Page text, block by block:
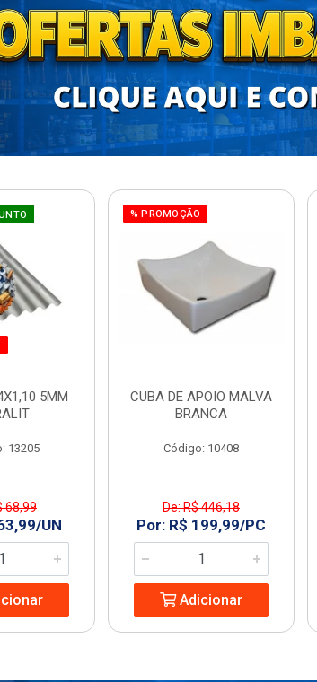
5MM
13205
68,99
UN
% PROMOÇÃO
CUBA DE APOIO MALVA
BRANCA
Código: 10408
De: R$ 446,18
Por: R$ 199,99/PC
Adicionar